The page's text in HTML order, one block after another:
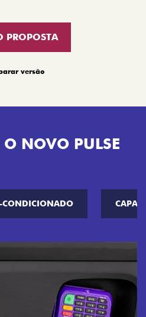
PROPOSTA
versão
O NOVO PULSE
CONDICIONADO